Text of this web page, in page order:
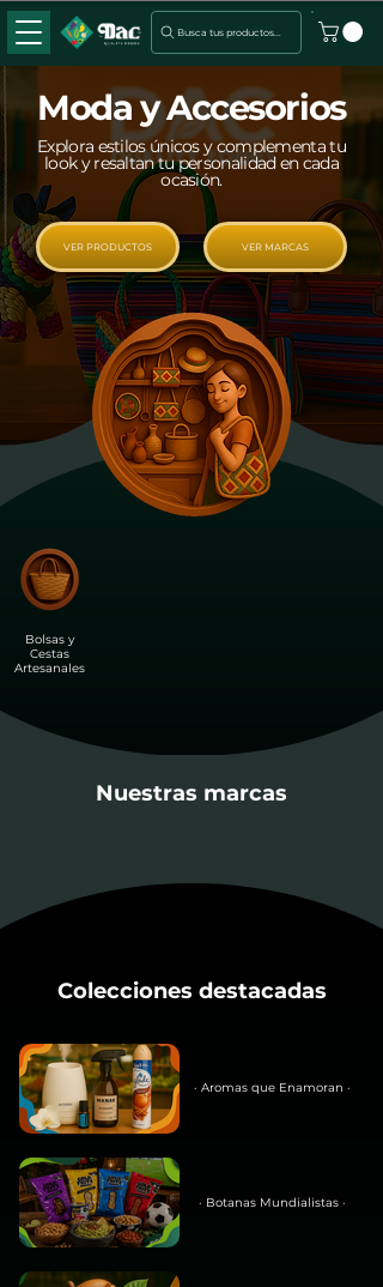
Busca tus productos...
Moda y Accesorios
Explora estilos únicos y complementa tu
look y resaltan tu personalidad en cada
ocasión.
VER PRODUCTOS VER MARCAS
Bolsas y
Cestas
Artesanales
Nuestras marcas
Colecciones destacadas
· Aromas que Enamoran ·
· Botanas Mundialistas ·